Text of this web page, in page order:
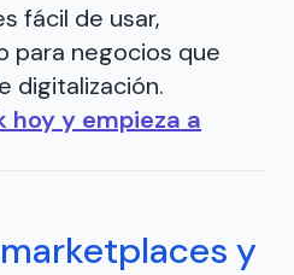
fácil de usar,
para negocios que
digitalización.
hoy y empieza a
y